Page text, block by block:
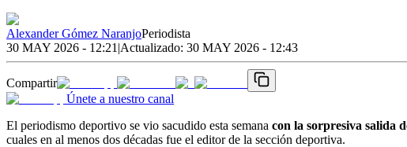
Alexander Gómez NaranjoPeriodista
30 MAY 2026 - 12:21 |Actualizado: 30 MAY 2026 - 12:43
Compartir
Únete a nuestro canal
El periodismo deportivo se vio sacudido esta semana con la sorpresiva salida
cuales en al menos dos décadas fue el editor de la sección deportiva.